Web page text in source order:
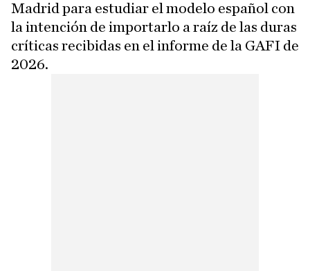
Madrid para estudiar el modelo español con
la intención de importarlo a raíz de las duras
críticas recibidas en el informe de la GAFI de
2026.